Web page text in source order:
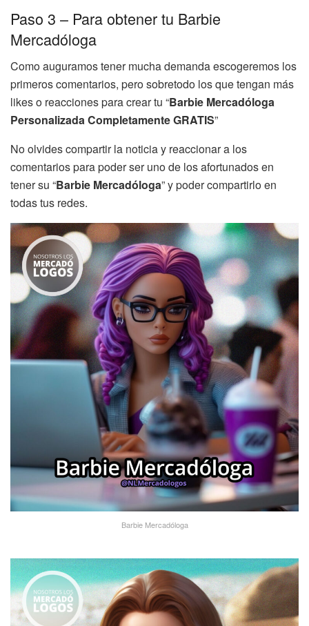
Paso 3 – Para obtener tu Barbie
Mercadóloga
Como auguramos tener mucha demanda escogeremos los
primeros comentarios, pero sobretodo los que tengan más
likes o reacciones para crear tu “Barbie Mercadóloga
Personalizada Completamente GRATIS”
No olvides compartir la noticia y reaccionar a los
comentarios para poder ser uno de los afortunados en
tener su “Barbie Mercadóloga” y poder compartirlo en
todas tus redes.
Barbie Mercadóloga